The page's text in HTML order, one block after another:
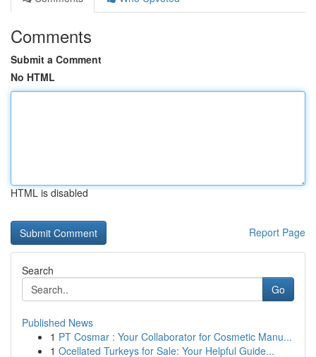
Comments
Submit a Comment
No HTML
HTML is disabled
Report Page
Search
Go
Published News
1 PT Cosmar : Your Collaborator for Cosmetic Manu...
1 Ocellated Turkeys for Sale: Your Helpful Guide...